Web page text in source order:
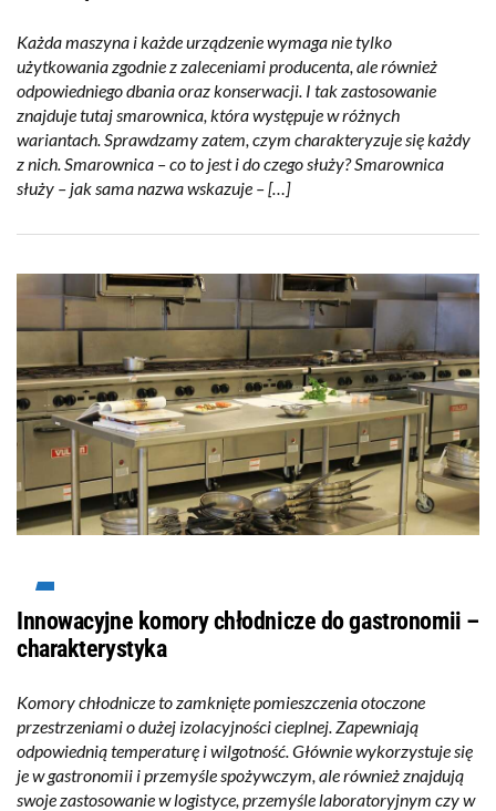
Każda maszyna i każde urządzenie wymaga nie tylko
użytkowania zgodnie z zaleceniami producenta, ale również
odpowiedniego dbania oraz konserwacji. I tak zastosowanie
znajduje tutaj smarownica, która występuje w różnych
wariantach. Sprawdzamy zatem, czym charakteryzuje się każdy
z nich. Smarownica – co to jest i do czego służy? Smarownica
służy – jak sama nazwa wskazuje – […]
Innowacyjne komory chłodnicze do gastronomii –
charakterystyka
Komory chłodnicze to zamknięte pomieszczenia otoczone
przestrzeniami o dużej izolacyjności cieplnej. Zapewniają
odpowiednią temperaturę i wilgotność. Głównie wykorzystuje się
je w gastronomii i przemyśle spożywczym, ale również znajdują
swoje zastosowanie w logistyce, przemyśle laboratoryjnym czy w